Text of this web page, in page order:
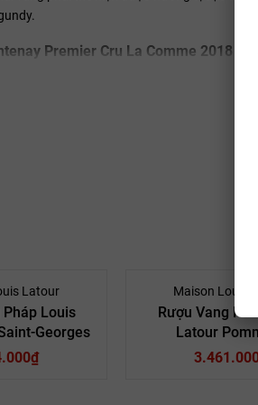
Premier Cru La Comme 2018 –
Louis Latour Santenay Premier Cru La
rũ với những làn hương ngây ngất hứa
ở nhiệt độ từ 15 đến 17 độ C để cảm
Latour
Pháp Louis
Georges
Maison Louis
Rượu Vang
Latour